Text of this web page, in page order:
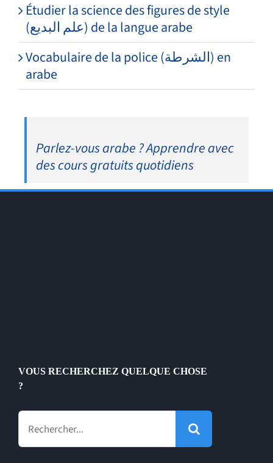
Étudier la science des figures de style
(علم البديع) de la langue arabe
Vocabulaire de la police (الشرطة) en
arabe
Parlez-vous arabe ? Apprendre avec
des cours gratuits quotidiens
VOUS RECHERCHEZ QUELQUE CHOSE
?
Rechercher: